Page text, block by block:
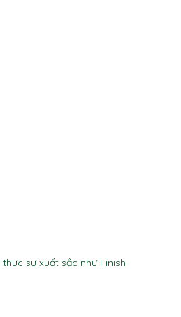
sự xuất sắc như Finish